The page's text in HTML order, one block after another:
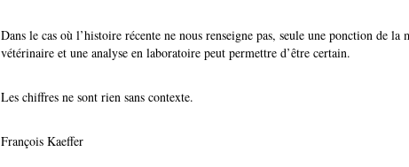
Dans le cas où l’histoire récente ne nous renseigne pas, seule une ponction de la
vétérinaire et une analyse en laboratoire peut permettre d’être certain.
Les chiffres ne sont rien sans contexte.
François Kaeffer